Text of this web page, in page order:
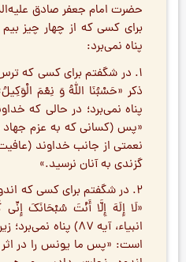
حضرت امام جعفر صادق
برای کسی که از چهار چیز
پناه نمی‌برد:
۱. در شگفتم برای کسی که
پناه نمی‌برد؛ در حالی که
«پس (کسانی که به عزم جهاد
نعمتی از جانب خداوند
گزندی به آنان نرسید.»
۲. در شگفتم برای کسی که
«لَا إِلَهَ إِلَّا أَنْتَ سُبْحَانَكَ
انبیاء، آیه ۸۷) پناه
است: «پس ما یونس را در